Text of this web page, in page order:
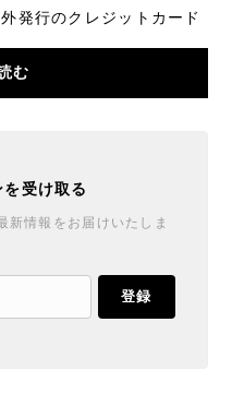
発行のクレジットカード
お客様につきまし...
む
受け取る
新情報をお届けいたしま
登録